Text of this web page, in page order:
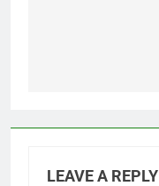
LEAVE A REPLY